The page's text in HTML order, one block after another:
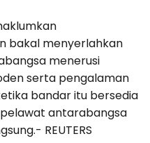
bakal menyerlahkan
menerusi
serta pengalaman
bandar itu bersedia
antarabangsa
REUTERS